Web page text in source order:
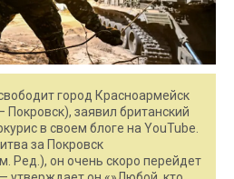
город Красноармейск
Покровск), заявил британский
в своем блоге на YouTube.
за Покровск
Ред.), он очень скоро перейдет